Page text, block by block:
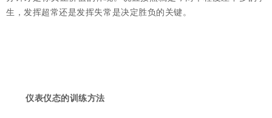
生，发挥超常还是发挥失常是决定胜负的关键。
仪表仪态的训练方法